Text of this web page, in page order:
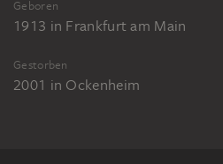
Geboren
1913 in Frankfurt am Main
Gestorben
2001 in Ockenheim